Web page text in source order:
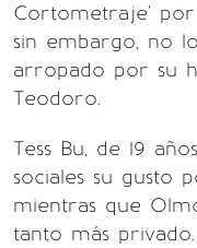
Cortometraje' por
sin embargo, no
arropado por su
Teodoro.
Tess Bu, de 19
sociales su gusto
mientras que
tanto más